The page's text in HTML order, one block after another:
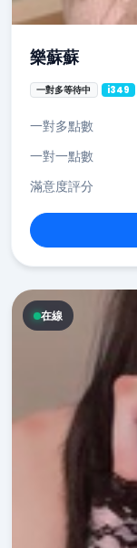
樂蘇蘇
一對多等待中 i349
一對多點數
一對一點數
滿意度評分
在線